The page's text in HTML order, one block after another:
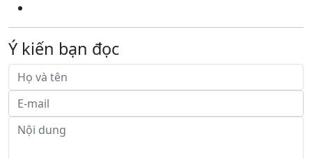
Ý kiến bạn đọc